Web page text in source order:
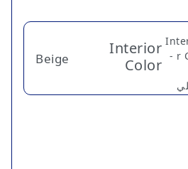
Interior
Color
Beige